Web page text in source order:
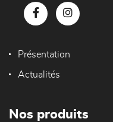
Présentation
Actualités
Nos produits